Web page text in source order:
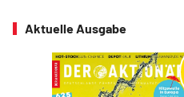
Aktuelle Ausgabe